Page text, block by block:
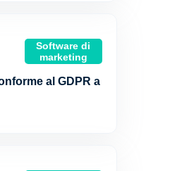
Software di
marketing
al GDPR a